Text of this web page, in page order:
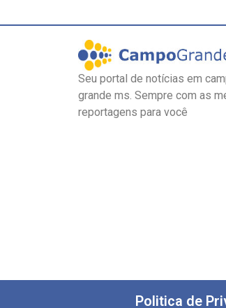
Seu portal de notícias em
grande ms. Sempre com as
reportagens para você
Politica de